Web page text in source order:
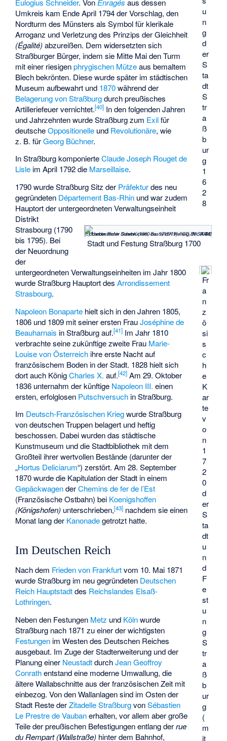
u
n
g
d
er
S
ta
dt
S
tr
a
ß
b
ur
g
1
6
2
8
(c) Landesarchiv Saarbrücken, Bestand K Hellwig, Nr. 0944, Urheber Pieter Schenk (1660-ca. 1718/19) / CC-BY-SA 3.0 DE
Stadt und Festung Straßburg 1700
Fr
a
n
z
ö
si
s
c
h
e
K
ar
te
v
o
n
1
7
2
0
d
er
S
ta
dt
u
n
d
F
e
st
u
n
g
S
tr
a
ß
b
ur
g
(
m
it
Umkreis kam Ende April 1794 der Vorschlag, den
Nordturm des Münsters als Symbol für klerikale
Arroganz und Verletzung des Prinzips der Gleichheit
(Égalité)abzureißen. Dem widersetzten sich
Straßburger Bürger, indem sie Mitte Mai den Turm
mit einer riesigenphrygischen Mützeaus bemaltem
Blech bekrönten. Diese wurde später im städtischen
Museum aufbewahrt und 1870während der
Belagerung von Straßburgdurch preußisches
Artilleriefeuer vernichtet.[40] In den folgenden Jahren
und Jahrzehnten wurde Straßburg zum Exilfür
deutscheOppositionelle und Revolutionäre, wie
z. B. fürGeorg Büchner.
In Straßburg komponierteClaude Joseph Rouget de
Lisle im April 1792 die Marseillaise.
1790 wurde Straßburg Sitz der Präfekturdes neu
gegründeten Département Bas-Rhin und war zudem
Hauptort der untergeordneten Verwaltungseinheit
Distrikt
Strasbourg (1790
bis 1795). Bei
der Neuordnung
der
untergeordneten Verwaltungseinheiten im Jahr 1800
wurde Straßburg Hauptort desArrondissement
Strasbourg.
Napoleon Bonaparte hielt sich in den Jahren 1805,
1806 und 1809 mit seiner ersten FrauJoséphine de
Beauharnais in Straßburg auf.[41] Im Jahr 1810
verbrachte seine zukünftige zweite Frau Marie-
Louise von Österreich ihre erste Nacht auf
französischem Boden in der Stadt. 1828 hielt sich
dort auch KönigCharles X. auf.[42] Am 29. Oktober
1836 unternahm der künftige Napoleon III. einen
ersten, erfolglosen Putschversuch in Straßburg.
Im Deutsch-Französischen Kriegwurde Straßburg
von deutschen Truppen belagert und heftig
beschossen. Dabei wurden das städtische
Kunstmuseum und die Stadtbibliothek mit dem
Großteil ihrer wertvollen Bestände (darunter der
„Hortus Deliciarum“) zerstört. Am 28. September
1870 wurde die Kapitulation der Stadt in einem
GepäckwagenderChemins de fer de l’Est
(Französische Ostbahn) bei Koenigshoffen
(Königshofen) unterschrieben,[43] nachdem sie einen
Monat lang der Kanonadegetrotzt hatte.
Im Deutschen Reich
Nach dem Frieden von Frankfurtvom 10. Mai 1871
wurde Straßburg im neu gegründeten Deutschen
Reich Hauptstadtdes Reichslandes Elsaß-
Lothringen.
Neben den Festungen Metz und Kölnwurde
Straßburg nach 1871 zu einer der wichtigsten
Festungen im Westen des Deutschen Reiches
ausgebaut. Im Zuge der Stadterweiterung und der
Planung einer NeustadtdurchJean Geoffroy
Conrathentstand eine moderne Umwallung, die
ältere Wallabschnitte aus der französischen Zeit mit
einbezog. Von den Wallanlagen sind im Osten der
Stadt Reste derZitadelle StraßburgvonSébastien
Le Prestre de Vaubanerhalten, vor allem aber große
Teile der preußischen Befestigungen entlang derrue
du Rempart (Wallstraße) hinter dem Bahnhof,